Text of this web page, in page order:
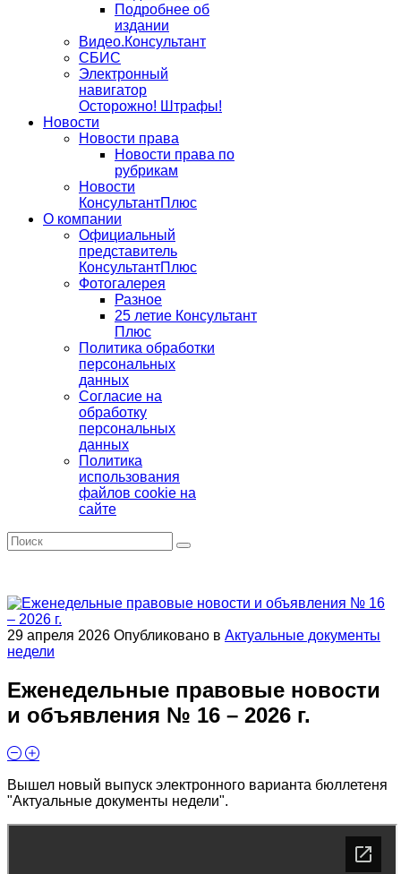
Подробнее об
издании
Видео.Консультант
СБИС
Электронный
навигатор
Осторожно! Штрафы!
Новости
Новости права
Новости права по
рубрикам
Новости
КонсультантПлюс
О компании
Официальный
представитель
КонсультантПлюс
Фотогалерея
Разное
25 летие Консультант
Плюс
Политика обработки
персональных
данных
Согласие на
обработку
персональных
данных
Политика
использования
файлов cookie на
сайте
29 апреля 2026 Опубликовано в Актуальные документы
недели
Еженедельные правовые новости
и объявления № 16 – 2026 г.
Вышел новый выпуск электронного варианта бюллетеня
"Актуальные документы недели".